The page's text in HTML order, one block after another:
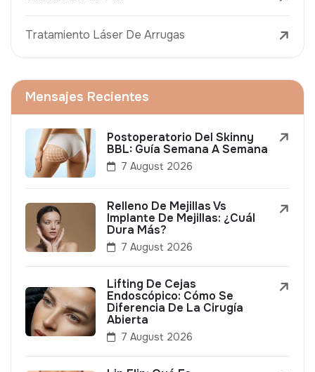
Tratamiento Láser De Arrugas
Mensajes Recientes
Postoperatorio Del Skinny
BBL: Guía Semana A Semana
7 August 2026
Relleno De Mejillas Vs
Implante De Mejillas: ¿Cuál
Dura Más?
7 August 2026
Lifting De Cejas
Endoscópico: Cómo Se
Diferencia De La Cirugía
Abierta
7 August 2026